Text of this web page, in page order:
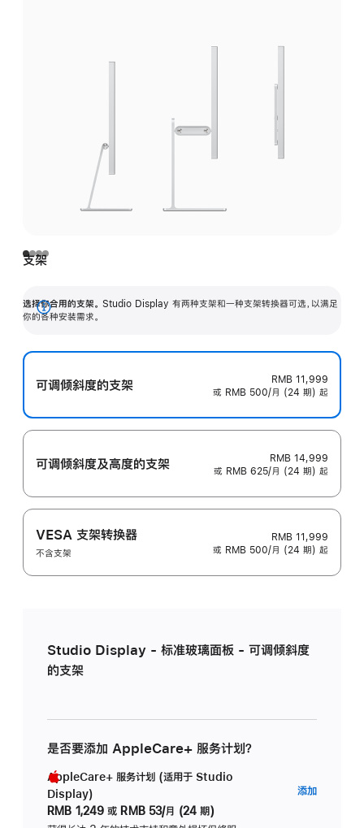
支架
选择你合用的支架。 Studio Display 有两种支架和一种支架转换器可选，以满足
你的各种安装需求。
展
可调倾斜度的支架
RMB 11,999
或 RMB 500/月 (24 期) 起
可调倾斜度及高‍度的支‍架
RMB 14,999
或 RMB 625/月 (24 期) 起
VESA 支架转换器
不含支架
RMB 11,999
或 RMB 500/月 (24 期) 起
Studio Display - 标准玻璃面板 - 可调倾斜度
的支架
是否要添加 AppleCare+ 服务计划？
AppleCare+ 服务计划 (适用于 Studio
Display)
RMB 1,249 或 RMB 53/月 (24 期)
添加